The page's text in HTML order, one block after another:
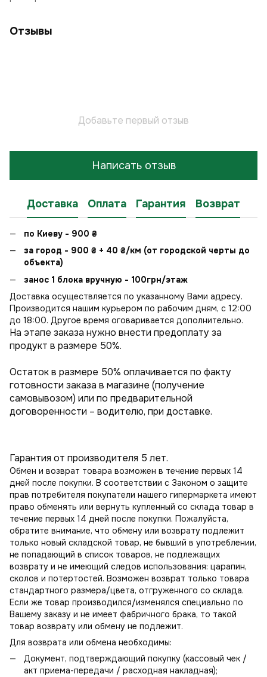
Отзывы
Добавьте первый отзыв
Написать отзыв
Доставка Оплата Гарантия Возврат
по Киеву - 900 ₴
за город - 900 ₴ + 40 ₴/км (от городской черты до
объекта)
занос 1 блока вручную - 100грн/этаж
Доставка осуществляется по указанному Вами адресу.
Производится нашим курьером по рабочим дням, с 12:00
до 18:00. Другое время оговаривается дополнительно.
На этапе заказа нужно внести предоплату за
продукт в размере 50%.
Остаток в размере 50% оплачивается по факту
готовности заказа в магазине (получение
самовывозом) или по предварительной
договоренности – водителю, при доставке.
Гарантия от производителя 5 лет.
Обмен и возврат товара возможен в течение первых 14
дней после покупки. В соответствии с Законом о защите
прав потребителя покупатели нашего гипермаркета имеют
право обменять или вернуть купленный со склада товар в
течение первых 14 дней после покупки. Пожалуйста,
обратите внимание, что обмену или возврату подлежит
только новый складской товар, не бывший в употреблении,
не попадающий в список товаров, не подлежащих
возврату и не имеющий следов использования: царапин,
сколов и потертостей. Возможен возврат только товара
стандартного размера/цвета, отгруженного со склада.
Если же товар производился/изменялся специально по
Вашему заказу и не имеет фабричного брака, то такой
товар возврату или обмену не подлежит.
Для возврата или обмена необходимы:
Документ, подтверждающий покупку (кассовый чек /
акт приема-передачи / расходная накладная);